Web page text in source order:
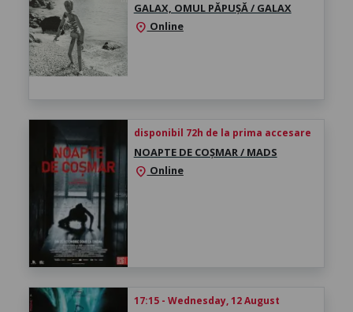
GALAX, OMUL PĂPUȘĂ / GALAX
location_on Online
disponibil 72h de la prima accesare
NOAPTE DE COȘMAR / MADS
location_on Online
17:15 - Wednesday, 12 August